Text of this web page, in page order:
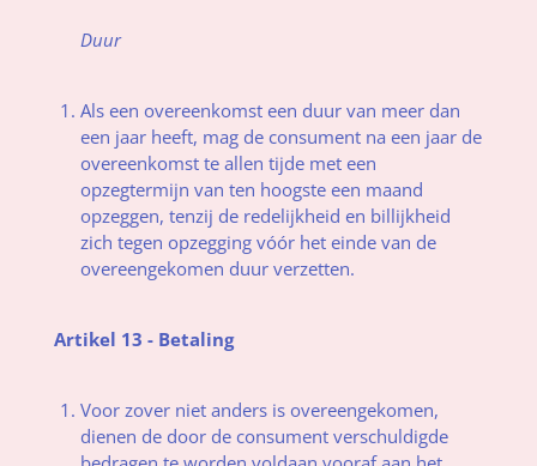
Duur
Als een overeenkomst een duur van meer dan
een jaar heeft, mag de consument na een jaar de
overeenkomst te allen tijde met een
opzegtermijn van ten hoogste een maand
opzeggen, tenzij de redelijkheid en billijkheid
zich tegen opzegging vóór het einde van de
overeengekomen duur verzetten.
Artikel 13 - Betaling
Voor zover niet anders is overeengekomen,
dienen de door de consument verschuldigde